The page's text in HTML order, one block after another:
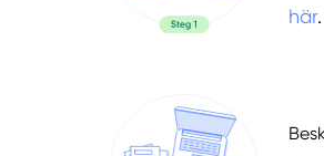
här.